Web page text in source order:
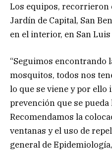
Los equipos, recorrieron
Jardín de Capital, San
en el interior, en San Luis
“Seguimos encontrando
mosquitos, todos nos
lo que se viene y por ello
prevención que se pueda
Recomendamos la
ventanas y el uso de
general de